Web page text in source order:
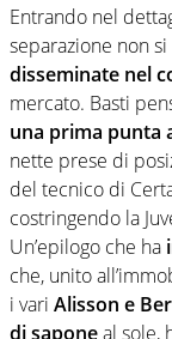
Entrando nel
separazione non
disseminate nel
mercato. Basti
una prima punta
nette prese di
del tecnico di
costringendo la
Un’epilogo che ha
che, unito
i vari Alisson e
di saponeal sole,